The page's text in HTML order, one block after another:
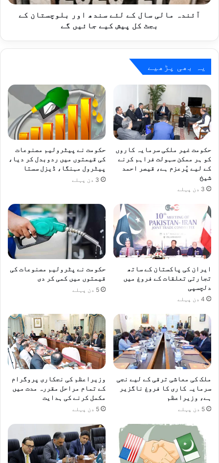
کے
آئندہ مالی سال کے لئے سندھ اور بلوچستان کے
بجٹ کل پیش کیے جائیں گے
یہ بھی پڑھیے
حکومت غیر ملکی سرمایہ کاروں
کو ہر ممکن سہولت فراہم کرنے
کے لیے پُرعزم ہے، قیصر احمد
شیخ
3 دن پہلے
حکومت نے پیٹرولیم مصنوعات
کی قیمتوں میں ردوبدل کر دیا،
پیٹرول مہنگا، ڈیزل سستا
3 دن پہلے
ایران کی پاکستان کے ساتھ
تجارتی تعلقات کے فروغ میں
دلچسپی
4 دن پہلے
حکومت نے پٹرولیم مصنوعات کی
قیمتوں میں کمی کر دی
5 دن پہلے
ملک کی معاشی ترقی کے لیے نجی
سرمایہ کاری کا فروغ ناگزیر
ہے، وزیراعظم
5 دن پہلے
وزیراعظم کی نجکاری پروگرام
کے تمام مراحل مقررہ مدت میں
مکمل کرنے کی ہدایت
5 دن پہلے